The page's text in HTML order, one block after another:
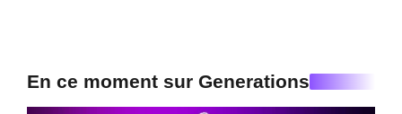
En ce moment sur Generations